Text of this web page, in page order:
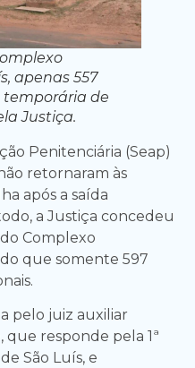
apenas 557
de
Justiça.
Penitenciária (Seap)
retornaram às
após a saída
a Justiça concedeu
Complexo
que somente 597
pelo juiz auxiliar
que responde pela 1ª
São Luís, e